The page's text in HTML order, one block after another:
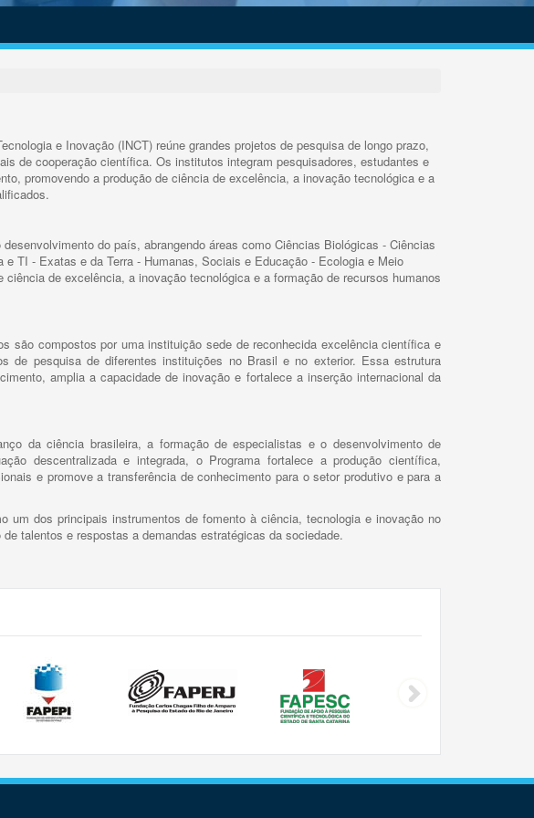
e Inovação (INCT) reúne grandes projetos de pesquisa de longo prazo,
de cooperação científica. Os institutos integram pesquisadores, estudantes e
promovendo a produção de ciência de excelência, a inovação tecnológica e a
do país, abrangendo áreas como Ciências Biológicas - Ciências
e TI - Exatas e da Terra - Humanas, Sociais e Educação - Ecologia e Meio
de excelência, a inovação tecnológica e a formação de recursos humanos
são compostos por uma instituição sede de reconhecida excelência científica e
de pesquisa de diferentes instituições no Brasil e no exterior. Essa estrutura
amplia a capacidade de inovação e fortalece a inserção internacional da
da ciência brasileira, a formação de especialistas e o desenvolvimento de
descentralizada e integrada, o Programa fortalece a produção científica,
e promove a transferência de conhecimento para o setor produtivo e para a
um dos principais instrumentos de fomento à ciência, tecnologia e inovação no
talentos e respostas a demandas estratégicas da sociedade.